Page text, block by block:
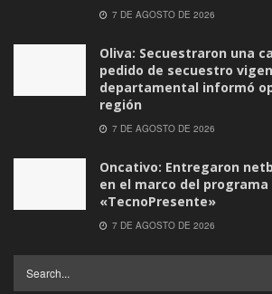
7 DE AGOSTO DE 2026
Oliva: Secuestraron una
pedido de secuestro
departamental informó
región
7 DE AGOSTO DE 2026
Oncativo: Entregaron
en el marco del
«TecnoPresente»
7 DE AGOSTO DE 2026